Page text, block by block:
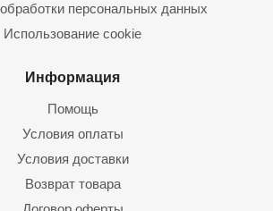
персональных данных
Использование cookie
Информация
Помощь
Условия оплаты
Условия доставки
Возврат товара